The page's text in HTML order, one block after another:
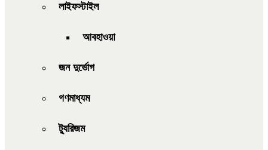
লাইফস্টাইল
আবহাওয়া
জন দুর্ভোগ
গণমাধ্যম
ট্যুরিজম